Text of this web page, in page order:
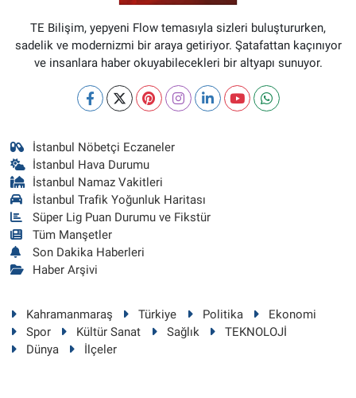
TE Bilişim, yepyeni Flow temasıyla sizleri buluştururken,
sadelik ve modernizmi bir araya getiriyor. Şatafattan kaçınıyor
ve insanlara haber okuyabilecekleri bir altyapı sunuyor.
İstanbul Nöbetçi Eczaneler
İstanbul Hava Durumu
İstanbul Namaz Vakitleri
İstanbul Trafik Yoğunluk Haritası
Süper Lig Puan Durumu ve Fikstür
Tüm Manşetler
Son Dakika Haberleri
Haber Arşivi
Kahramanmaraş Türkiye Politika
Ekonomi
Spor
Kültür Sanat Sağlık
TEKNOLOJİ
Dünya
İlçeler